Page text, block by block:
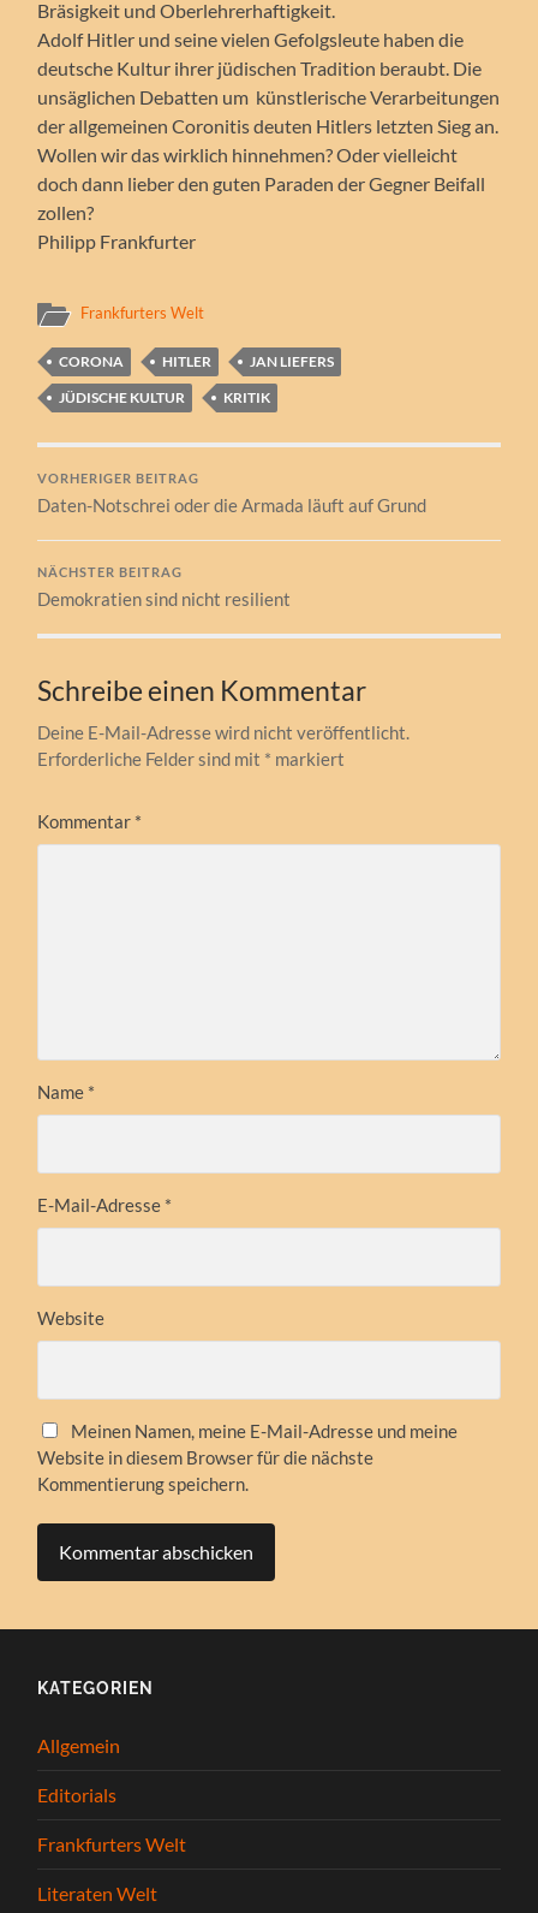
Bräsigkeit und Oberlehrerhaftigkeit.
Adolf Hitler und seine vielen Gefolgsleute haben die
deutsche Kultur ihrer jüdischen Tradition beraubt. Die
unsäglichen Debatten um künstlerische Verarbeitungen
der allgemeinen Coronitis deuten Hitlers letzten Sieg an.
Wollen wir das wirklich hinnehmen? Oder vielleicht
doch dann lieber den guten Paraden der Gegner Beifall
zollen?
Philipp Frankfurter
Frankfurters Welt
CORONA HITLER
JAN LIEFERS
JÜDISCHE KULTUR
KRITIK
VORHERIGER BEITRAG
Daten-Notschrei oder die Armada läuft auf Grund
NÄCHSTER BEITRAG
Demokratien sind nicht resilient
Schreibe einen Kommentar
Deine E-Mail-Adresse wird nicht veröffentlicht.
Erforderliche Felder sind mit * markiert
Kommentar *
Name *
E-Mail-Adresse *
Website
Meinen Namen, meine E-Mail-Adresse und meine
Website in diesem Browser für die nächste
Kommentierung speichern.
KATEGORIEN
Allgemein
Editorials
Frankfurters Welt
Literaten Welt